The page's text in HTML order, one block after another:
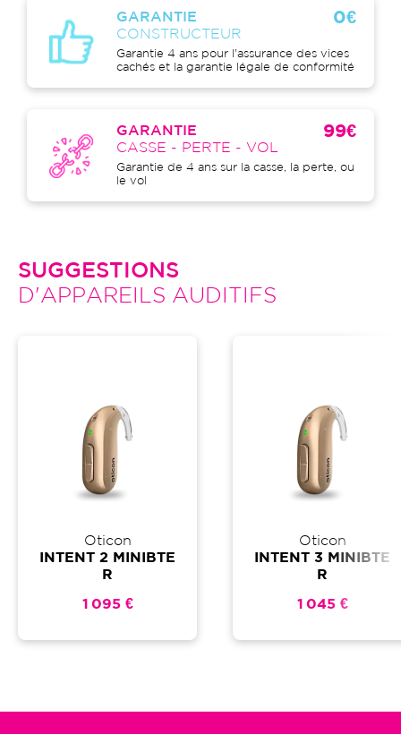
GARANTIE
CONSTRUCTEUR
0€
Garantie 4 ans pour l'assurance des vices
cachés et la garantie légale de conformité
GARANTIE
CASSE - PERTE - VOL
99€
Garantie de 4 ans sur la casse, la perte, ou
le vol
SUGGESTIONS
D'APPAREILS AUDITIFS
Oticon
INTENT 2 MINIBTE
R
1 095 €
Oticon
INTENT 3 MINIBTE
R
1 045 €